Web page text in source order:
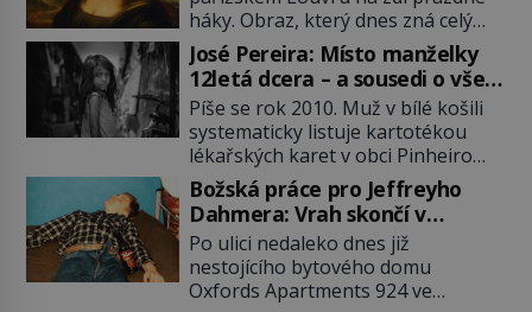
drogový dealer, který neváhá
odstranit z cesty všechny práskače,
zatímco […]
háky. Obraz, který dnes zná celý
svět, je pryč. Zpočátku si nikdo
nemyslí, že jde o krádež.
Zaměstnanci jsou přesvědčeni, že
Mona Lisa je jen v restaurátorské
dílně nebo u fotografa. Když se
ukáže pravda, propukne jeden z
největších honů na zloděje v […]
José Pereira: Místo manželky
12letá dcera – a sousedi o všem
vědí!
Píše se rok 2010. Muž v bílé košili
systematicky listuje kartotékou
lékařských karet v obci Pinheiro
ležící asi 20 kilometrů od farmy s
podivínským majitelem. Něco tu
nesedí. Ledaže… Ledaže by ta
mladá dívka z farmy byla ne
manželkou, ale dcerou – a všechny
ty děti byly zplozené v incestu. Na
Božská práce pro Jeffreyho
Dahmera: Vrah skončí v
tratolišti krve ve vězeňských
umývárnách
Po ulici nedaleko dnes již
nestojícího bytového domu
Oxfords Apartments 924 ve